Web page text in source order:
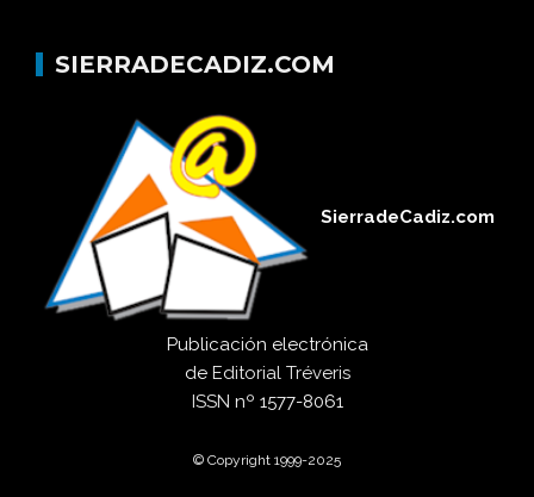
SIERRADECADIZ.COM
SierradeCadiz.com
Publicación electrónica
de Editorial Tréveris
ISSN nº 1577-8061
© Copyright 1999-2025